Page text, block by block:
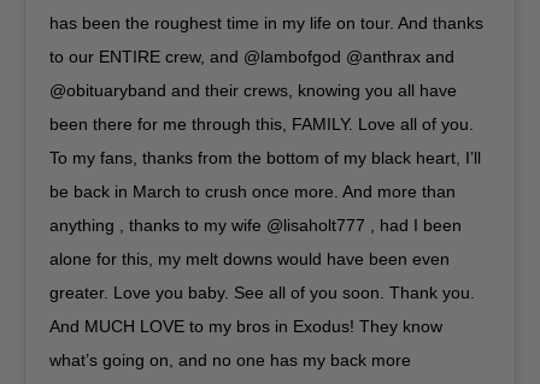
has been the roughest time in my life on tour. And thanks
to our ENTIRE crew, and @lambofgod @anthrax and
@obituaryband and their crews, knowing you all have
been there for me through this, FAMILY. Love all of you.
To my fans, thanks from the bottom of my black heart, I’ll
be back in March to crush once more. And more than
anything , thanks to my wife @lisaholt777 , had I been
alone for this, my melt downs would have been even
greater. Love you baby. See all of you soon. Thank you.
And MUCH LOVE to my bros in Exodus! They know
what’s going on, and no one has my back more